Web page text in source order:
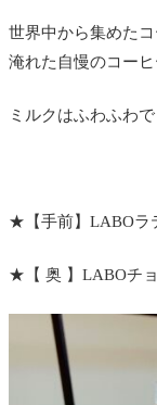
世界中から集めた
淹れた自慢のコー
ミルクはふわふわ
★【手前】LABOラ
★【 奥 】LABOチ